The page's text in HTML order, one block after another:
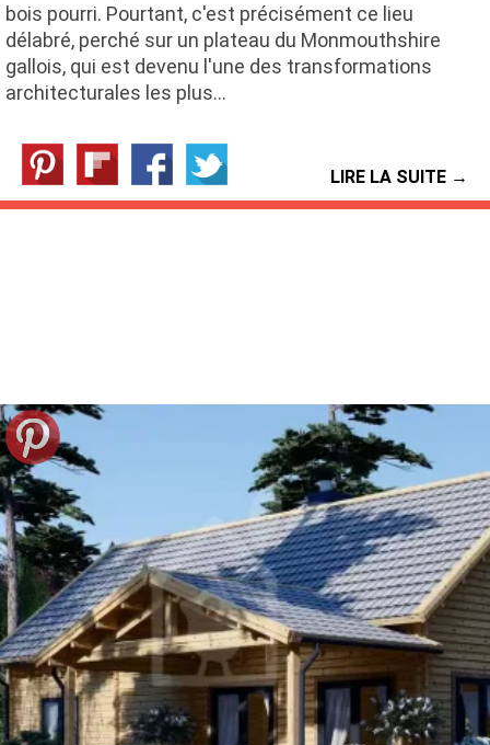
bois pourri. Pourtant, c'est précisément ce lieu
délabré, perché sur un plateau du Monmouthshire
gallois, qui est devenu l'une des transformations
architecturales les plus…
LIRE LA SUITE →